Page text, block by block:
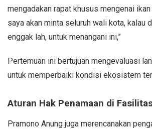
mengadakan rapat khusus mengenai
saya akan minta seluruh wali kota, kalau
enggak lah, untuk menangani ini,”
Pertemuan ini bertujuan mengevaluasi
untuk memperbaiki kondisi ekosistem
Aturan Hak Penamaan di
Pramono Anung juga merencanakan